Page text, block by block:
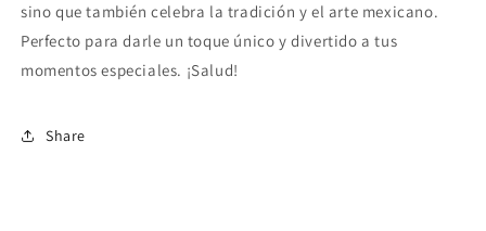
sino que también celebra la tradición y el arte mexicano.
Perfecto para darle un toque único y divertido a tus
momentos especiales. ¡Salud!
Share